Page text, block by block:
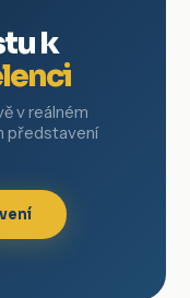
k
v reálném
představení